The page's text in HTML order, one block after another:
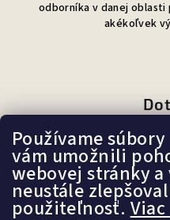
Používame
vám umožnili
webovej stránky a
neustále
použiteľnosť.
odborníka v danej
akékoľvek
Ako sa Vám